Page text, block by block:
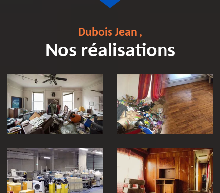
Dubois Jean ,
Nos réalisations
Entreprise de
débarras 30
Débarras et
nettoyage après
décès 30
débarras
entreprise et
locaux industriel
30
Débarras de
maison 30